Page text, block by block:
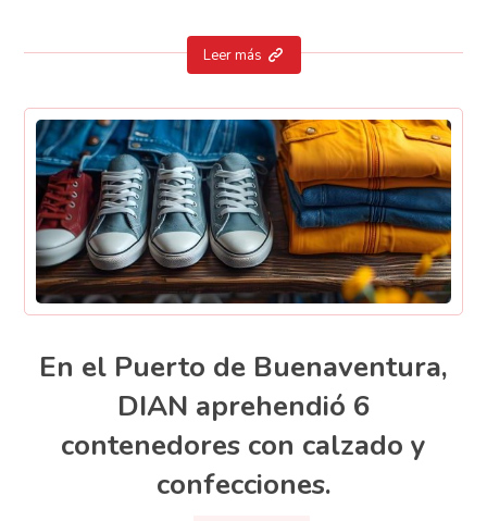
Leer más
En el Puerto de Buenaventura,
DIAN aprehendió 6
contenedores con calzado y
confecciones.